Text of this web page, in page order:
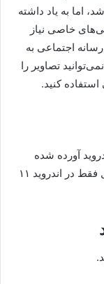
اما به یاد داشته
خاصی نیاز
اجتماعی به
تصاویر را
کنید.
آورده شده
است. توجه داشته باشید که برخی از این مراحل فقط در اندروید ۱۱